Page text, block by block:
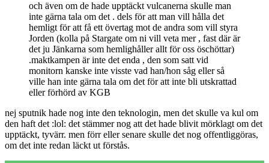
och även om de hade upptäckt vulcanerna skulle man
inte gärna tala om det . dels för att man vill hålla det
hemligt för att få ett övertag mot de andra som vill styra
Jorden (kolla på Stargate om ni vill veta mer , fast där är
det ju Jänkarna som hemlighåller allt för oss öschöttar)
.maktkampen är inte det enda , den som satt vid
monitorn kanske inte visste vad han/hon såg eller så
ville han inte gärna tala om det för att inte bli utskrattad
eller förhörd av KGB
nej sputnik hade nog inte den teknologin, men det skulle va kul om
den haft det :lol: det stämmer nog att det hade blivit mörklagt om det
upptäckt, tyvärr. men förr eller senare skulle det nog offentliggöras,
om det inte redan läckt ut förstås.